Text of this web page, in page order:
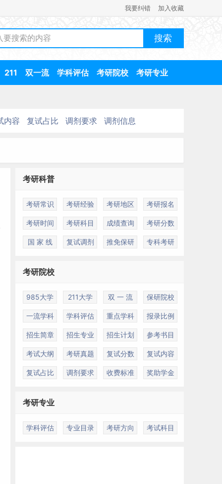
我要纠错 加入收藏
211 双一流 学科评估 考研院校 考研专业
内容 复试占比 调剂要求 调剂信息
考研科普
考研常识 考研经验 考研地区 考研报名
考研时间 考研科目 成绩查询 考研分数
国 家 线 复试调剂 推免保研 专科考研
考研院校
985大学 211大学 双 一 流 保研院校
一流学科 学科评估 重点学科 报录比例
招生简章 招生专业 招生计划 参考书目
考试大纲 考研真题 复试分数 复试内容
复试占比 调剂要求 收费标准 奖助学金
考研专业
学科评估 专业目录 考研方向 考试科目